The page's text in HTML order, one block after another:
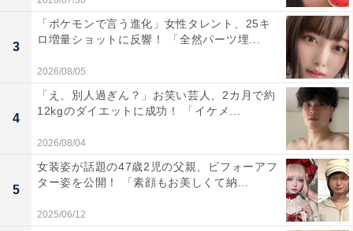
3
「ポケモンで言う進化」女性タレント、25キ
ロ増量ショットに反響！ 「全然パーツ埋...
2026/08/05
4
「え、別人過ぎん？」お笑い芸人、2カ月で約
12kgのダイエットに成功！ 「イケメ...
2026/08/04
5
女装姿が話題の47歳2児の父親、ビフォーアフ
ター姿を公開！ 「素顔もお美しくて納...
2025/06/12